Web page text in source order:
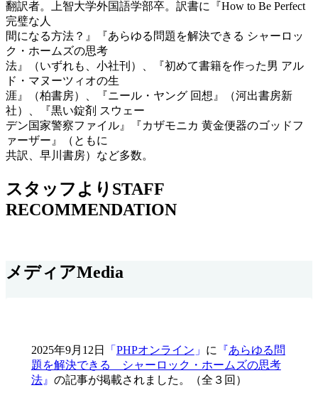
翻訳者。上智大学外国語学部卒。訳書に『How to Be Perfect
完璧な人
間になる方法？』『あらゆる問題を解決できる シャーロッ
ク・ホームズの思考
法』（いずれも、小社刊）、『初めて書籍を作った男 アル
ド・マヌーツィオの生
涯』（柏書房）、『ニール・ヤング 回想』（河出書房新
社）、『黒い錠剤 スウェー
デン国家警察ファイル』『カザモニカ 黄金便器のゴッドフ
ァーザー』（ともに
共訳、早川書房）など多数。
スタッフより STAFF
RECOMMENDATION
メディアMedia
2025年9月12日 「 PHPオンライン 」 に 『あらゆる問
題を解決できる シャーロック・ホームズの思考
法』 の記事が掲載されました。（全３回）